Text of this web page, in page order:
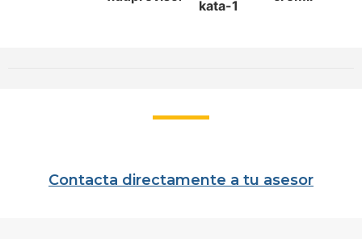
Contacta directamente a tu asesor